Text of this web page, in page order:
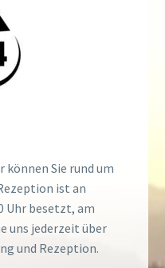
Sie rund um
ist an
Uhr besetzt, am
uns jederzeit über
und Rezeption.